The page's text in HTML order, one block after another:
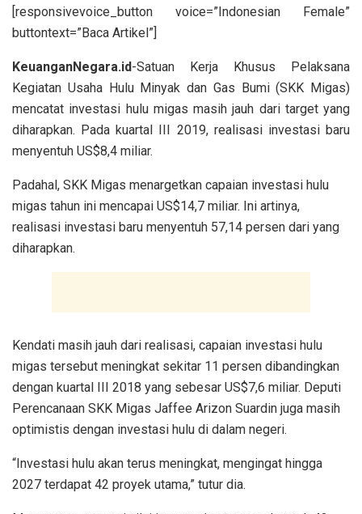
[responsivevoice_button voice=”Indonesian Female”
buttontext=”Baca Artikel”]
KeuanganNegara.id-Satuan Kerja Khusus Pelaksana
Kegiatan Usaha Hulu Minyak dan Gas Bumi (SKK Migas)
mencatat investasi hulu migas masih jauh dari target yang
diharapkan. Pada kuartal III 2019, realisasi investasi baru
menyentuh US$8,4 miliar.
Padahal, SKK Migas menargetkan capaian investasi hulu
migas tahun ini mencapai US$14,7 miliar. Ini artinya,
realisasi investasi baru menyentuh 57,14 persen dari yang
diharapkan.
Kendati masih jauh dari realisasi, capaian investasi hulu
migas tersebut meningkat sekitar 11 persen dibandingkan
dengan kuartal III 2018 yang sebesar US$7,6 miliar. Deputi
Perencanaan SKK Migas Jaffee Arizon Suardin juga masih
optimistis dengan investasi hulu di dalam negeri.
“Investasi hulu akan terus meningkat, mengingat hingga
2027 terdapat 42 proyek utama,” tutur dia.